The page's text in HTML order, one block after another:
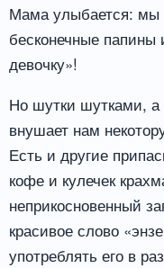
Мама улыбается: мы
бесконечные папины
девочку»!
Но шутки шутками,
внушает нам
Есть и другие
кофе и кулечек
неприкосновенный
красивое слово
употреблять его в